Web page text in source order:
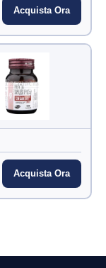
Acquista Ora
Acquista Ora